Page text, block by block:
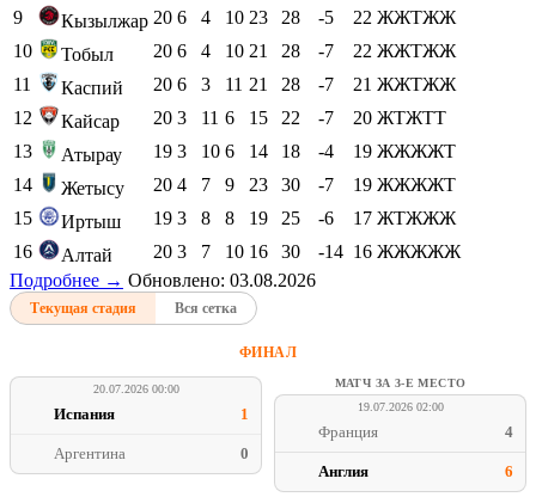
9 Кызылжар 20 6 4 10 23 28 -5 22 ЖЖТЖЖ
10
Тобыл 20 6 4 10 21 28 -7 22 ЖЖТЖЖ
11
Каспий 20 6 3 11 21 28 -7 21 ЖЖТЖЖ
12
Кайсар 20 3 11 6 15 22 -7 20 ЖТЖТТ
13
Атырау 19 3 10 6 14 18 -4 19 ЖЖЖЖТ
14
Жетысу 20 4 7 9 23 30 -7 19 ЖЖЖЖТ
15
Иртыш 19 3 8 8 19 25 -6 17 ЖТЖЖЖ
16
Алтай 20 3 7 10 16 30 -14 16 ЖЖЖЖЖ
Подробнее → Обновлено: 03.08.2026
Текущая стадия Вся сетка
ФИНАЛ
20.07.2026 00:00
Испания 1
Аргентина 0
МАТЧ ЗА 3-Е МЕСТО
19.07.2026 02:00
Франция 4
Англия 6